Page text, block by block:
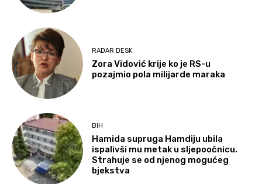
RADAR DESK
Zora Vidović krije ko je RS-u
pozajmio pola milijarde maraka
BIH
Hamida supruga Hamdiju ubila
ispalivši mu metak u sljepoočnicu.
Strahuje se od njenog mogućeg
bjekstva